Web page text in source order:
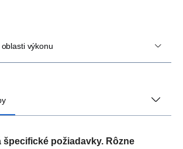
výkonu
špecifické požiadavky. Rôzne